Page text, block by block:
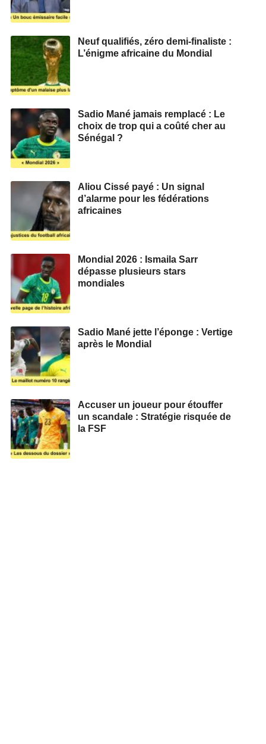
Neuf qualifiés, zéro demi‑finaliste :
L’énigme africaine du Mondial
Sadio Mané jamais remplacé : Le
choix de trop qui a coûté cher au
Sénégal ?
Aliou Cissé payé : Un signal
d’alarme pour les fédérations
africaines
Mondial 2026 : Ismaila Sarr
dépasse plusieurs stars
mondiales
Sadio Mané jette l’éponge : Vertige
après le Mondial
Accuser un joueur pour étouffer
un scandale : Stratégie risquée de
la FSF